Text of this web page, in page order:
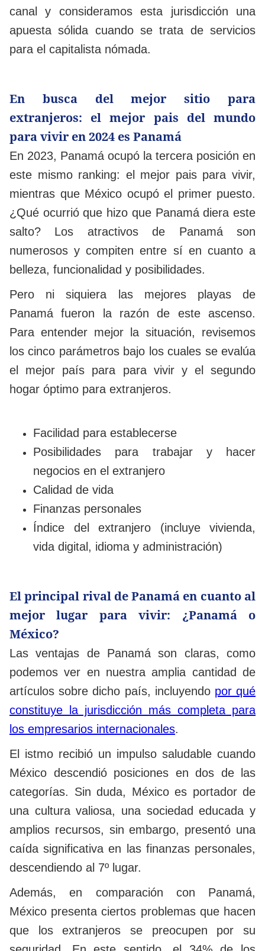
canal y consideramos esta jurisdicción una
apuesta sólida cuando se trata de servicios
para el capitalista nómada.
En busca del mejor sitio para
extranjeros: el mejor pais del mundo
para vivir en 2024 es Panamá
En 2023, Panamá ocupó la tercera posición en
este mismo ranking: el mejor pais para vivir,
mientras que México ocupó el primer puesto.
¿Qué ocurrió que hizo que Panamá diera este
salto? Los atractivos de Panamá son
numerosos y compiten entre sí en cuanto a
belleza, funcionalidad y posibilidades.
Pero ni siquiera las mejores playas de
Panamá fueron la razón de este ascenso.
Para entender mejor la situación, revisemos
los cinco parámetros bajo los cuales se evalúa
el mejor país para para vivir y el segundo
hogar óptimo para extranjeros.
Facilidad para establecerse
Posibilidades para trabajar y hacer
negocios en el extranjero
Calidad de vida
Finanzas personales
Índice del extranjero (incluye vivienda,
vida digital, idioma y administración)
El principal rival de Panamá en cuanto al
mejor lugar para vivir: ¿Panamá o
México?
Las ventajas de Panamá son claras, como
podemos ver en nuestra amplia cantidad de
artículos sobre dicho país, incluyendo por qué
constituye la jurisdicción más completa para
los empresarios internacionales.
El istmo recibió un impulso saludable cuando
México descendió posiciones en dos de las
categorías. Sin duda, México es portador de
una cultura valiosa, una sociedad educada y
amplios recursos, sin embargo, presentó una
caída significativa en las finanzas personales,
descendiendo al 7º lugar.
Además, en comparación con Panamá,
México presenta ciertos problemas que hacen
que los extranjeros se preocupen por su